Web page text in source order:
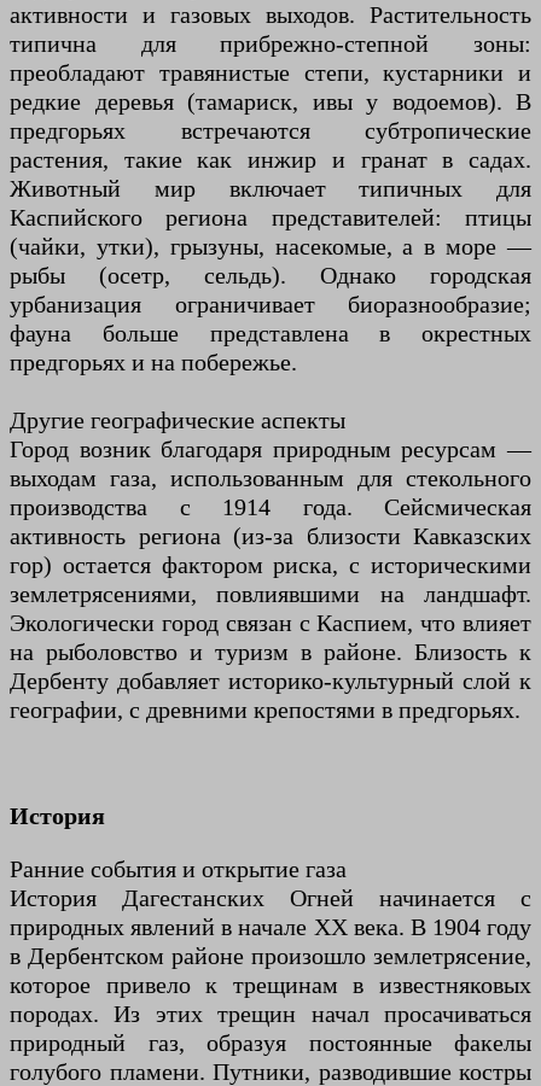
активности и газовых выходов. Растительность
типична для прибрежно-степной зоны:
преобладают травянистые степи, кустарники и
редкие деревья (тамариск, ивы у водоемов). В
предгорьях встречаются субтропические
растения, такие как инжир и гранат в садах.
Животный мир включает типичных для
Каспийского региона представителей: птицы
(чайки, утки), грызуны, насекомые, а в море —
рыбы (осетр, сельдь). Однако городская
урбанизация ограничивает биоразнообразие;
фауна больше представлена в окрестных
предгорьях и на побережье.
Другие географические аспекты
Город возник благодаря природным ресурсам —
выходам газа, использованным для стекольного
производства с 1914 года. Сейсмическая
активность региона (из-за близости Кавказских
гор) остается фактором риска, с историческими
землетрясениями, повлиявшими на ландшафт.
Экологически город связан с Каспием, что влияет
на рыболовство и туризм в районе. Близость к
Дербенту добавляет историко-культурный слой к
географии, с древними крепостями в предгорьях.
История
Ранние события и открытие газа
История Дагестанских Огней начинается с
природных явлений в начале XX века. В 1904 году
в Дербентском районе произошло землетрясение,
которое привело к трещинам в известняковых
породах. Из этих трещин начал просачиваться
природный газ, образуя постоянные факелы
голубого пламени. Путники, разводившие костры